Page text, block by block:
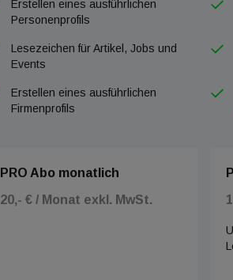
Erstellen eines ausführlichen
Personenprofils
Lesezeichen für Artikel, Jobs und
Events
Erstellen eines ausführlichen
Firmenprofils
PRO Abo monatlich
20,- € / Monat exkl. MwSt.